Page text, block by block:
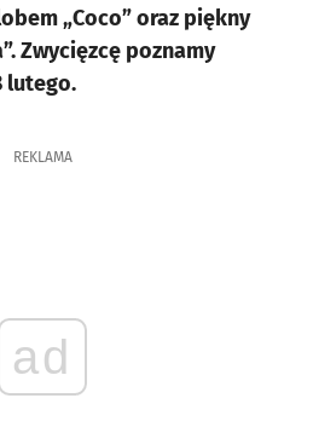
„Coco” oraz piękny
Zwycięzcę poznamy
lutego.
REKLAMA
ad